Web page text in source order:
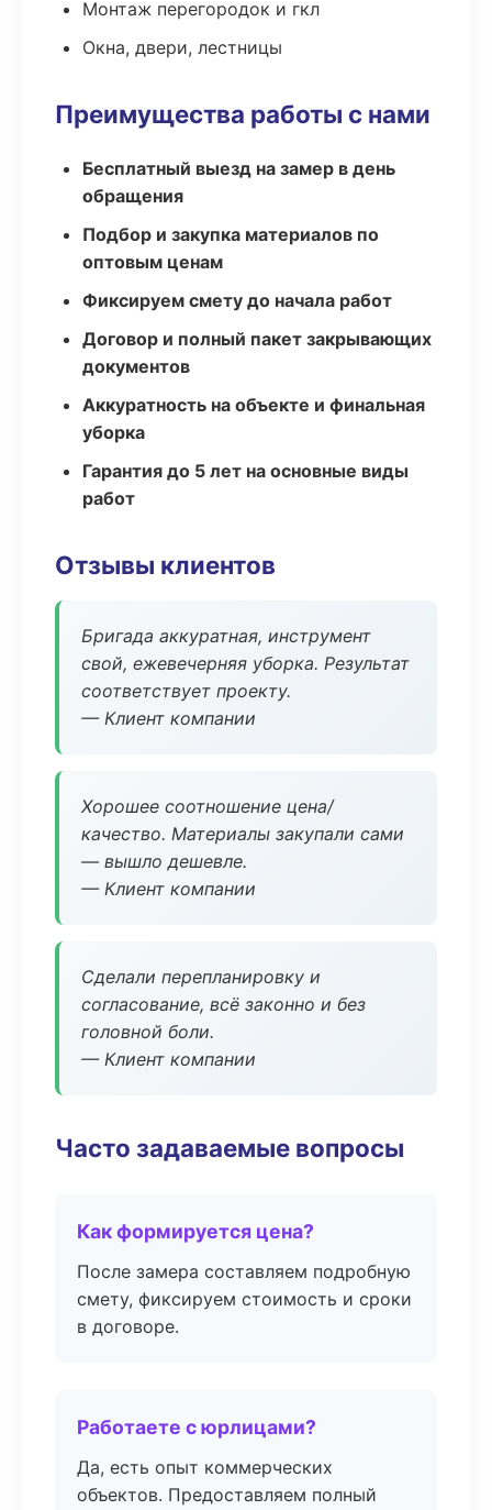
Монтаж перегородок и гкл
Окна, двери, лестницы
Преимущества работы с нами
Бесплатный выезд на замер в день
обращения
Подбор и закупка материалов по
оптовым ценам
Фиксируем смету до начала работ
Договор и полный пакет закрывающих
документов
Аккуратность на объекте и финальная
уборка
Гарантия до 5 лет на основные виды
работ
Отзывы клиентов
Бригада аккуратная, инструмент
свой, ежевечерняя уборка. Результат
соответствует проекту.
— Клиент компании
Хорошее соотношение цена/
качество. Материалы закупали сами
— вышло дешевле.
— Клиент компании
Сделали перепланировку и
согласование, всё законно и без
головной боли.
— Клиент компании
Часто задаваемые вопросы
Как формируется цена?
После замера составляем подробную
смету, фиксируем стоимость и сроки
в договоре.
Работаете с юрлицами?
Да, есть опыт коммерческих
объектов. Предоставляем полный